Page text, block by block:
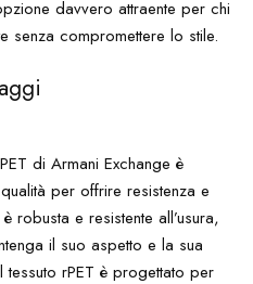
davvero attraente per chi
senza compromettere lo stile.
di Armani Exchange è
per offrire resistenza e
robusta e resistente all’usura,
il suo aspetto e la sua
tessuto rPET è progettato per